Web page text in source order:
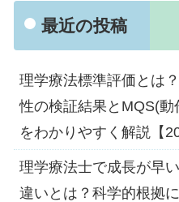
最近の投稿
理学療法標準評価とは
性の検証結果とMQS(動
をわかりやすく解説【
理学療法士で成長が早
違いとは？科学的根拠